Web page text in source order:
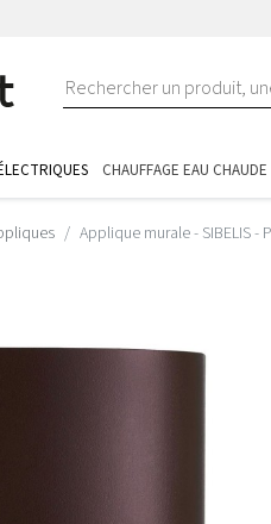
CHAUFFAGE EAU CHAUDE
Applique murale - SIBELIS -